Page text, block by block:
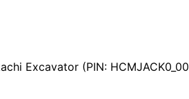
Excavator (PIN: